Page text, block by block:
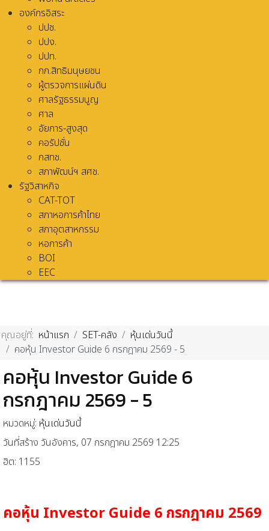
องค์กรอิสระ
ปปช.
ปปง.
ปปท.
กก.สิทธิมนุษยชน
ผู้ตรวจการแผ่นดิน
ศาลรัฐธรรมนูญ
ศาล
อัยการ-สูงสุด
คอรัปชั่น
กสทช.
สภาพัฒน์ฯ สศช.
รัฐวิสาหกิจ
CAT-TOT
สภาหอการค้าไทย
สภาอุตสาหกรรม
หอการค้า
BOI
EEC
คุณอยู่ที่: หน้าแรก SET-คลัง
หุ้นเด่นวันนี้
คอหุ้น Investor Guide 6 กรกฎาคม 2569 - 5
คอหุ้น Investor Guide 6
กรกฎาคม 2569 - 5
หมวดหมู่: หุ้นเด่นวันนี้
วันที่สร้าง วันอังคาร, 07 กรกฎาคม 2569 12:25
ฮิต: 1155
คอหุ้น Investor Guide 6 กรกฎาคม 2569